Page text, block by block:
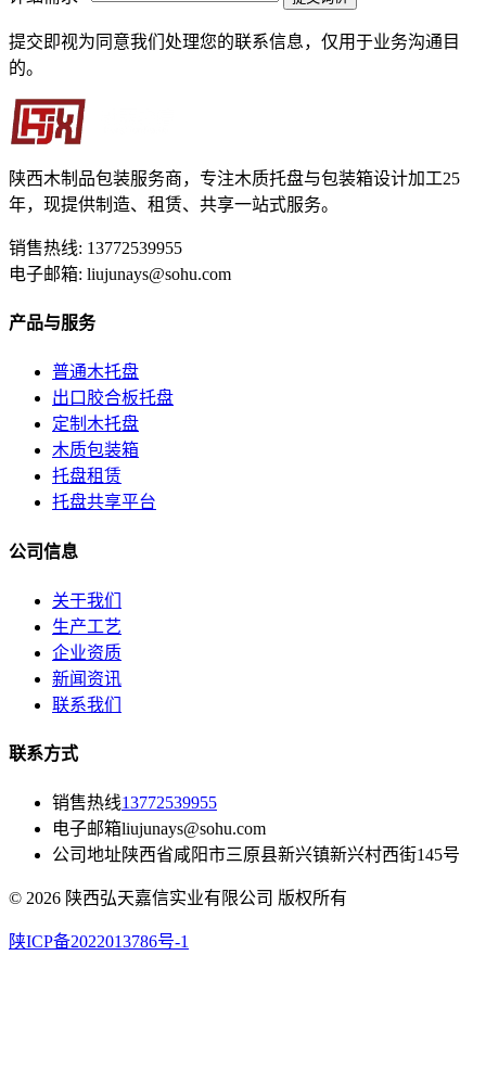
提交即视为同意我们处理您的联系信息，仅用于业务沟通目
的。
陕西木制品包装服务商，专注木质托盘与包装箱设计加工25
年，现提供制造、租赁、共享一站式服务。
销售热线: 13772539955
电子邮箱: liujunays@sohu.com
产品与服务
普通木托盘
出口胶合板托盘
定制木托盘
木质包装箱
托盘租赁
托盘共享平台
公司信息
关于我们
生产工艺
企业资质
新闻资讯
联系我们
联系方式
销售热线13772539955
电子邮箱liujunays@sohu.com
公司地址陕西省咸阳市三原县新兴镇新兴村西街145号
© 2026 陕西弘天嘉信实业有限公司 版权所有
陕ICP备2022013786号-1